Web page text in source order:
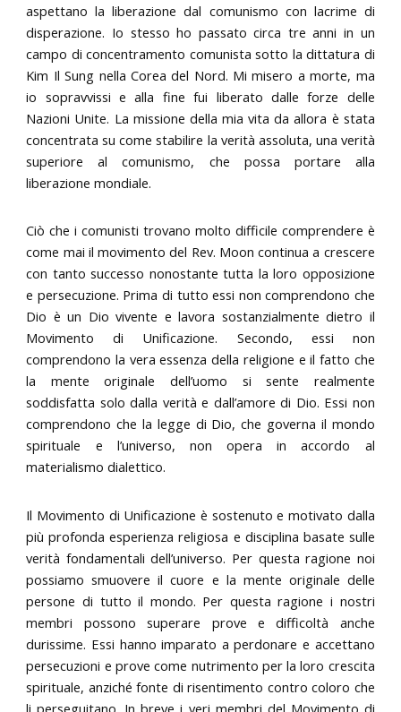
aspettano la liberazione dal comunismo con lacrime di
disperazione. Io stesso ho passato circa tre anni in un
campo di concentramento comunista sotto la dittatura di
Kim Il Sung nella Corea del Nord. Mi misero a morte, ma
io sopravvissi e alla fine fui liberato dalle forze delle
Nazioni Unite. La missione della mia vita da allora è stata
concentrata su come stabilire la verità assoluta, una verità
superiore al comunismo, che possa portare alla
liberazione mondiale.
Ciò che i comunisti trovano molto difficile comprendere è
come mai il movimento del Rev. Moon continua a crescere
con tanto successo nonostante tutta la loro opposizione
e persecuzione. Prima di tutto essi non comprendono che
Dio è un Dio vivente e lavora sostanzialmente dietro il
Movimento di Unificazione. Secondo, essi non
comprendono la vera essenza della religione e il fatto che
la mente originale dell’uomo si sente realmente
soddisfatta solo dalla verità e dall’amore di Dio. Essi non
comprendono che la legge di Dio, che governa il mondo
spirituale e l’universo, non opera in accordo al
materialismo dialettico.
Il Movimento di Unificazione è sostenuto e motivato dalla
più profonda esperienza religiosa e disciplina basate sulle
verità fondamentali dell’universo. Per questa ragione noi
possiamo smuovere il cuore e la mente originale delle
persone di tutto il mondo. Per questa ragione i nostri
membri possono superare prove e difficoltà anche
durissime. Essi hanno imparato a perdonare e accettano
persecuzioni e prove come nutrimento per la loro crescita
spirituale, anziché fonte di risentimento contro coloro che
li perseguitano. In breve i veri membri del Movimento di